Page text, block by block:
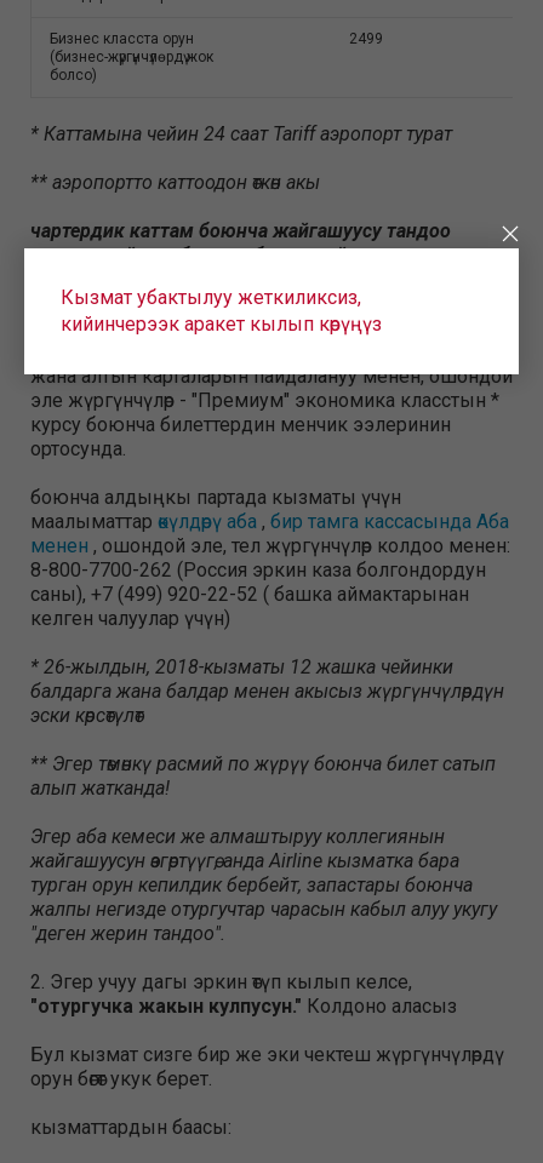
Бизнес класста орун
(бизнес-жүргүнчүлөрдү жок
болсо)
2499
* Каттамына чейин 24 саат Tariff аэропорт турат
** аэропортто каттоодон өткөн акы
чартердик каттам боюнча жайгашуусу тандоо
үзгүлтүксүз рейстер боюнча баанын айырмаланышы
кызмат жүргүнчүлөр үчүн бекер - лоялдуулук
жана алтын карталарын пайдалануу менен, ошондой
эле жүргүнчүлөр - "Премиум" экономика класстын *
курсу боюнча билеттердин менчик ээлеринин
ортосунда.
боюнча алдыңкы партада кызматы үчүн
маалыматтар өкүлдөрү аба , бир тамга кассасында Аба
менен , ошондой эле, тел жүргүнчүлөр колдоо менен:
8-800-7700-262 (Россия эркин каза болгондордун
саны), +7 (499) 920-22-52 ( башка аймактарынан
келген чалуулар үчүн)
* 26-жылдын, 2018-кызматы 12 жашка чейинки
балдарга жана балдар менен акысыз жүргүнчүлөрдүн
эски көрсөтүлөт
** Эгер төмөнкү расмий по жүрүү боюнча билет сатып
алып жатканда!
Эгер аба кемеси же алмаштыруу коллегиянын
жайгашуусун өзгөртүүгө, анда Airline кызматка бара
турган орун кепилдик бербейт, запастары боюнча
жалпы негизде отургучтар чарасын кабыл алуу укугу
"деген жерин тандоо".
2. Эгер учуу дагы эркин өтүп кылып келсе,
"отургучка жакын кулпусун." Колдоно аласыз
Бул кызмат сизге бир же эки чектеш жүргүнчүлөрдү
орун бөгөт укук берет.
кызматтардын баасы:
Кызмат убактылуу жеткиликсиз,
кийинчерээк аракет кылып көрүңүз